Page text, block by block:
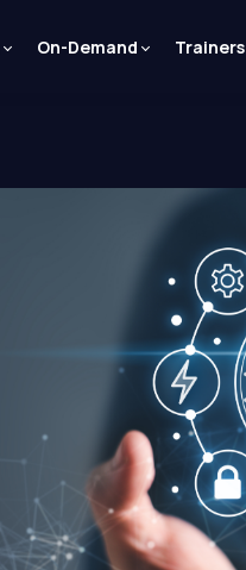
On-Demand Trainers